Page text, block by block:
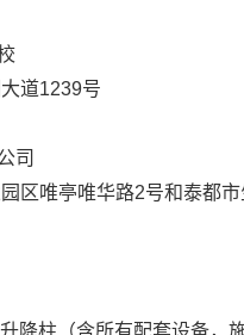
道1239号
司
区唯亭唯华路2号和泰都
降柱（含所有配套设备，